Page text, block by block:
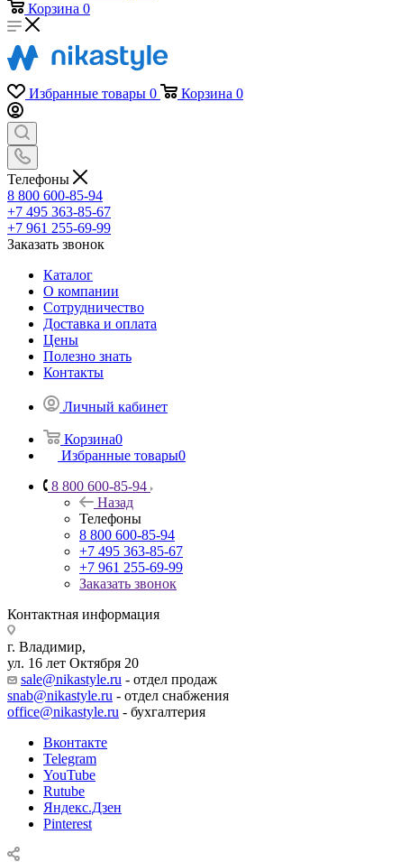
Корзина 0
Избранные товары 0 Корзина 0
Телефоны
8 800 600-85-94
+7 495 363-85-67
+7 961 255-69-99
Заказать звонок
Каталог
О компании
Сотрудничество
Доставка и оплата
Цены
Полезно знать
Контакты
Личный кабинет
Корзина0
Избранные товары0
8 800 600-85-94
Назад
Телефоны
8 800 600-85-94
+7 495 363-85-67
+7 961 255-69-99
Заказать звонок
Контактная информация
г. Владимир,
ул. 16 лет Октября 20
sale@nikastyle.ru - отдел продаж
snab@nikastyle.ru - отдел снабжения
office@nikastyle.ru - бухгалтерия
Вконтакте
Telegram
YouTube
Rutube
Яндекс.Дзен
Pinterest